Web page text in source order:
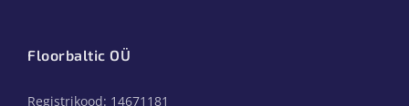
Floorbaltic OÜ
Registrikood: 14671181